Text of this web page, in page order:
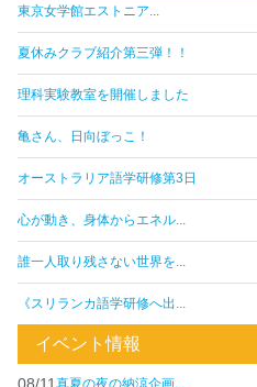
東京女学館エストニア...
夏休みクラブ紹介第三弾！！
理科実験教室を開催しました
亀さん、日向ぼっこ！
オーストラリア語学研修第3日
心が動き、身体からエネル...
誰一人取り残さない世界を...
《スリランカ語学研修へ出...
イベント情報
08/11 真夏の夜の納涼企画...